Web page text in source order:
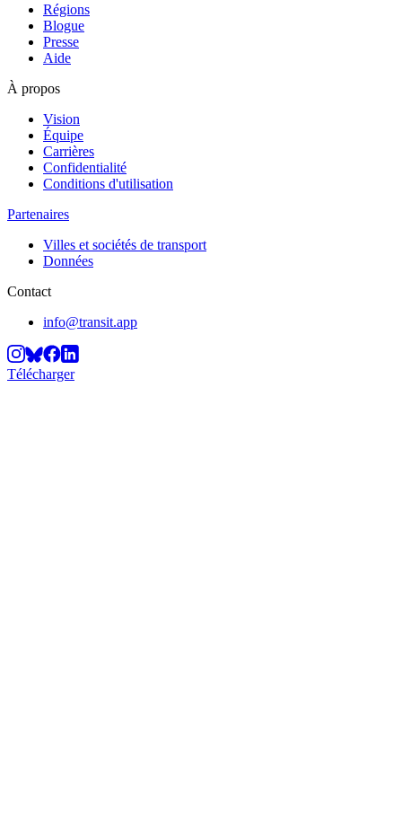
Régions
Blogue
Presse
Aide
À propos
Vision
Équipe
Carrières
Confidentialité
Conditions d'utilisation
Partenaires
Villes et sociétés de transport
Données
Contact
info@transit.app
Télécharger